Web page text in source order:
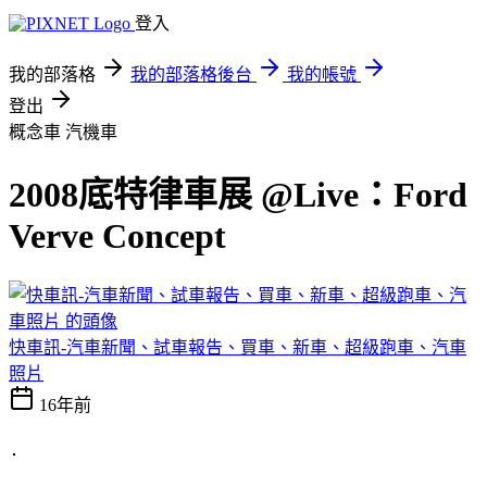
登入
我的部落格 我的部落格後台
我的帳號
登出
概念車 汽機車
2008底特律車展 @Live：Ford
Verve Concept
快車訊-汽車新聞、試車報告、買車、新車、超級跑車、汽車
照片
16年前